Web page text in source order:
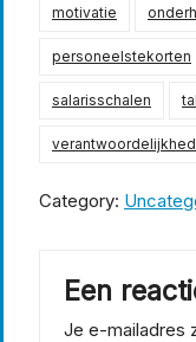
motivatie
personeelstekorten
salarisschalen
Category:
Een
Je e-mailadres